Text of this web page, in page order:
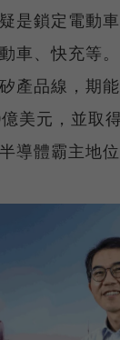
是鎖定電動
車、快充等
產品線，期
美元，並取
導體霸主地位